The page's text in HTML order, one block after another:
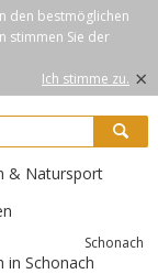
den bestmöglichen
stimmen Sie der
Ich stimme zu. ×
& Natursport
Schonach
in Schonach